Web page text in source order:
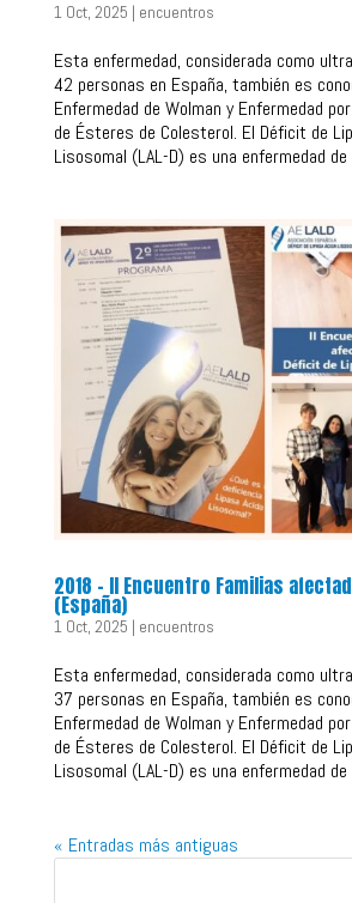
1 Oct, 2025 | encuentros
Esta enfermedad, considerada como
42 personas en España, también es
Enfermedad de Wolman y Enfermedad
de Ésteres de Colesterol. El Déficit de
Lisosomal (LAL-D) es una enfermedad
2018 – II Encuentro Familias
(España)
1 Oct, 2025 | encuentros
Esta enfermedad, considerada como
37 personas en España, también es
Enfermedad de Wolman y Enfermedad
de Ésteres de Colesterol. El Déficit de
Lisosomal (LAL-D) es una enfermedad
« Entradas más antiguas